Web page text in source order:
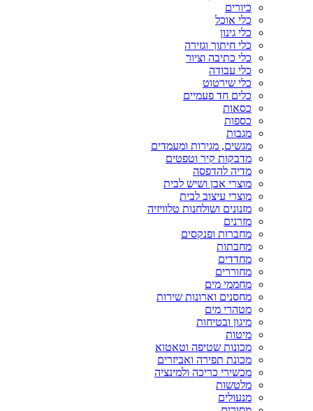
כיורים
כלי אוכל
כלי גינון
כלי חיתוך וגזירה
כלי כתיבה וציור
כלי עבודה
כלי שירטוט
כלים חד פעמיים
כסאות
כספות
מגבות
מגשים, מגירות ומעמדים
מדבקות קיר וטפטים
מדיה להדפסה
מוצרי אבן ושיש לבית
מוצרי עיצוב לבית
מזנונים ושולחנות טלוויזיה
מזרנים
מחברות ופנקסים
מחבתות
מחדדים
מחוררים
מחממי מים
מחסנים וארונות שירות
מטהרי מים
מיגון ובטיחות
מיטות
מכונות שטיפה וטאטוא
מכונת תפירה ואביזרים
מכשירי כריכה ולמינציה
מלטשות
מנעולים